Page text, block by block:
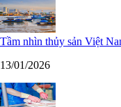
Tầm nhìn thủy sản Việt
13/01/2026